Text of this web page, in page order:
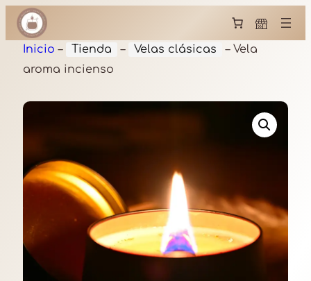
Inicio – Tienda – Velas clásicas – Vela
aroma incienso